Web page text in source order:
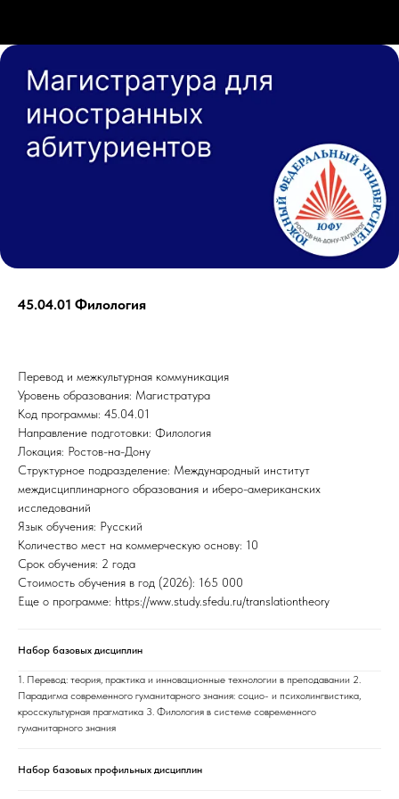
45.04.01 Филология
Перевод и межкультурная коммуникация
Уровень образования: Магистратура
Код программы: 45.04.01
Направление подготовки: Филология
Локация: Ростов-на-Дону
Структурное подразделение: Международный институт
междисциплинарного образования и иберо-американских
исследований
Язык обучения: Русский
Количество мест на коммерческую основу: 10
Срок обучения: 2 года
Стоимость обучения в год (2026): 165 000
Еще о программе: https://www.study.sfedu.ru/translationtheory
Набор базовых дисциплин
1. Перевод: теория, практика и инновационные технологии в преподавании 2.
Парадигма современного гуманитарного знания: социо- и психолингвистика,
кросскультурная прагматика 3. Филология в системе современного
гуманитарного знания
Набор базовых профильных дисциплин